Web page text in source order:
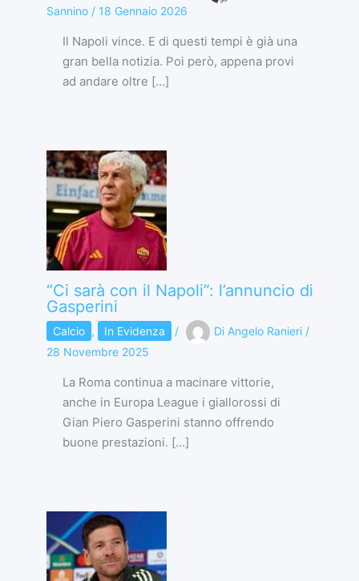
Sannino / 18 Gennaio 2026
Il Napoli vince. E di questi tempi è già una
gran bella notizia. Poi però, appena provi
ad andare oltre […]
“Ci sarà con il Napoli”: l’annuncio di
Gasperini
Calcio , In Evidenza / Di Angelo Ranieri /
28 Novembre 2025
La Roma continua a macinare vittorie,
anche in Europa League i giallorossi di
Gian Piero Gasperini stanno offrendo
buone prestazioni. […]